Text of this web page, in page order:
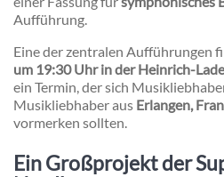
Aufführung.
Eine der zentralen Aufführungen
um 19:30 Uhr in der Heinrich-
ein Termin, der sich
Musikliebhaber aus Erlangen,
vormerken sollten.
Ein Großprojekt der